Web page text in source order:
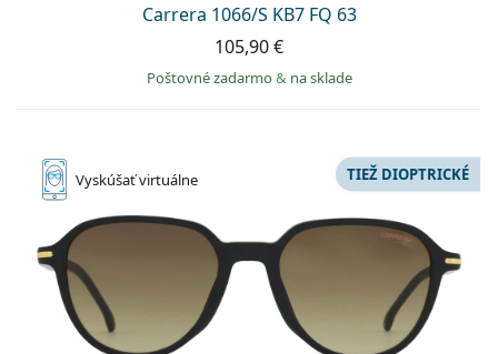
Carrera 1066/S KB7 FQ 63
105,90 €
Poštovné zadarmo& na sklade
Vyskúšaťvirtuálne TIEŽ DIOPTRICKÉ